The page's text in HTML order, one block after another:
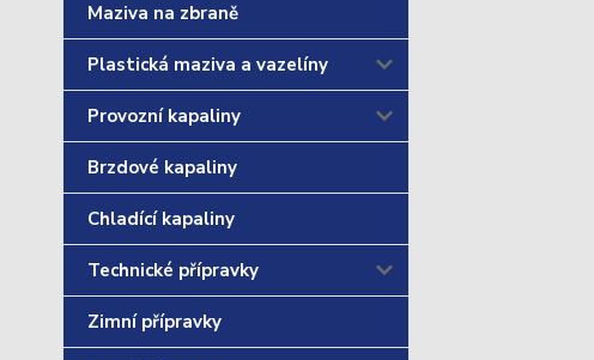
Maziva na zbraně
Plastická maziva a vazelíny
Provozní kapaliny
Brzdové kapaliny
Chladící kapaliny
Technické přípravky
Zimní přípravky